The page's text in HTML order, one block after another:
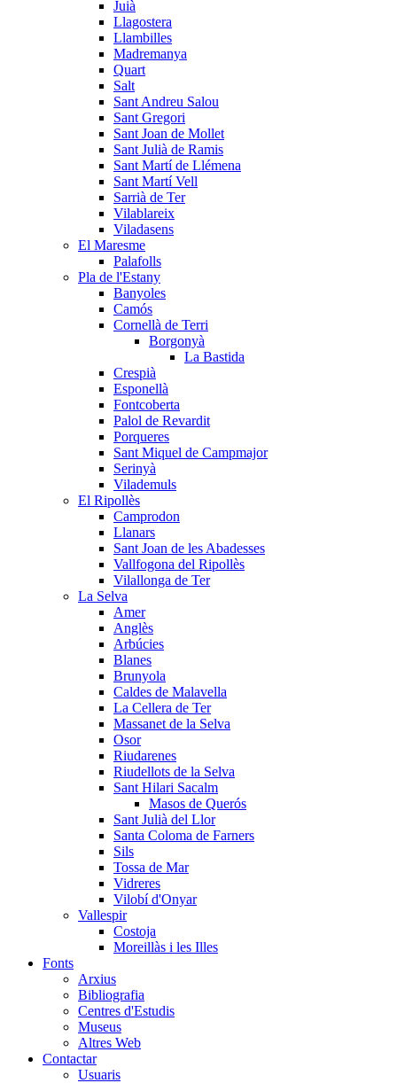
Juià
Llagostera
Llambilles
Madremanya
Quart
Salt
Sant Andreu Salou
Sant Gregori
Sant Joan de Mollet
Sant Julià de Ramis
Sant Martí de Llémena
Sant Martí Vell
Sarrià de Ter
Vilablareix
Viladasens
El Maresme
Palafolls
Pla de l'Estany
Banyoles
Camós
Cornellà de Terri
Borgonyà
La Bastida
Crespià
Esponellà
Fontcoberta
Palol de Revardit
Porqueres
Sant Miquel de Campmajor
Serinyà
Vilademuls
El Ripollès
Camprodon
Llanars
Sant Joan de les Abadesses
Vallfogona del Ripollès
Vilallonga de Ter
La Selva
Amer
Anglès
Arbúcies
Blanes
Brunyola
Caldes de Malavella
La Cellera de Ter
Massanet de la Selva
Osor
Riudarenes
Riudellots de la Selva
Sant Hilari Sacalm
Masos de Querós
Sant Julià del Llor
Santa Coloma de Farners
Sils
Tossa de Mar
Vidreres
Vilobí d'Onyar
Vallespir
Costoja
Moreillàs i les Illes
Fonts
Arxius
Bibliografia
Centres d'Estudis
Museus
Altres Web
Contactar
Usuaris